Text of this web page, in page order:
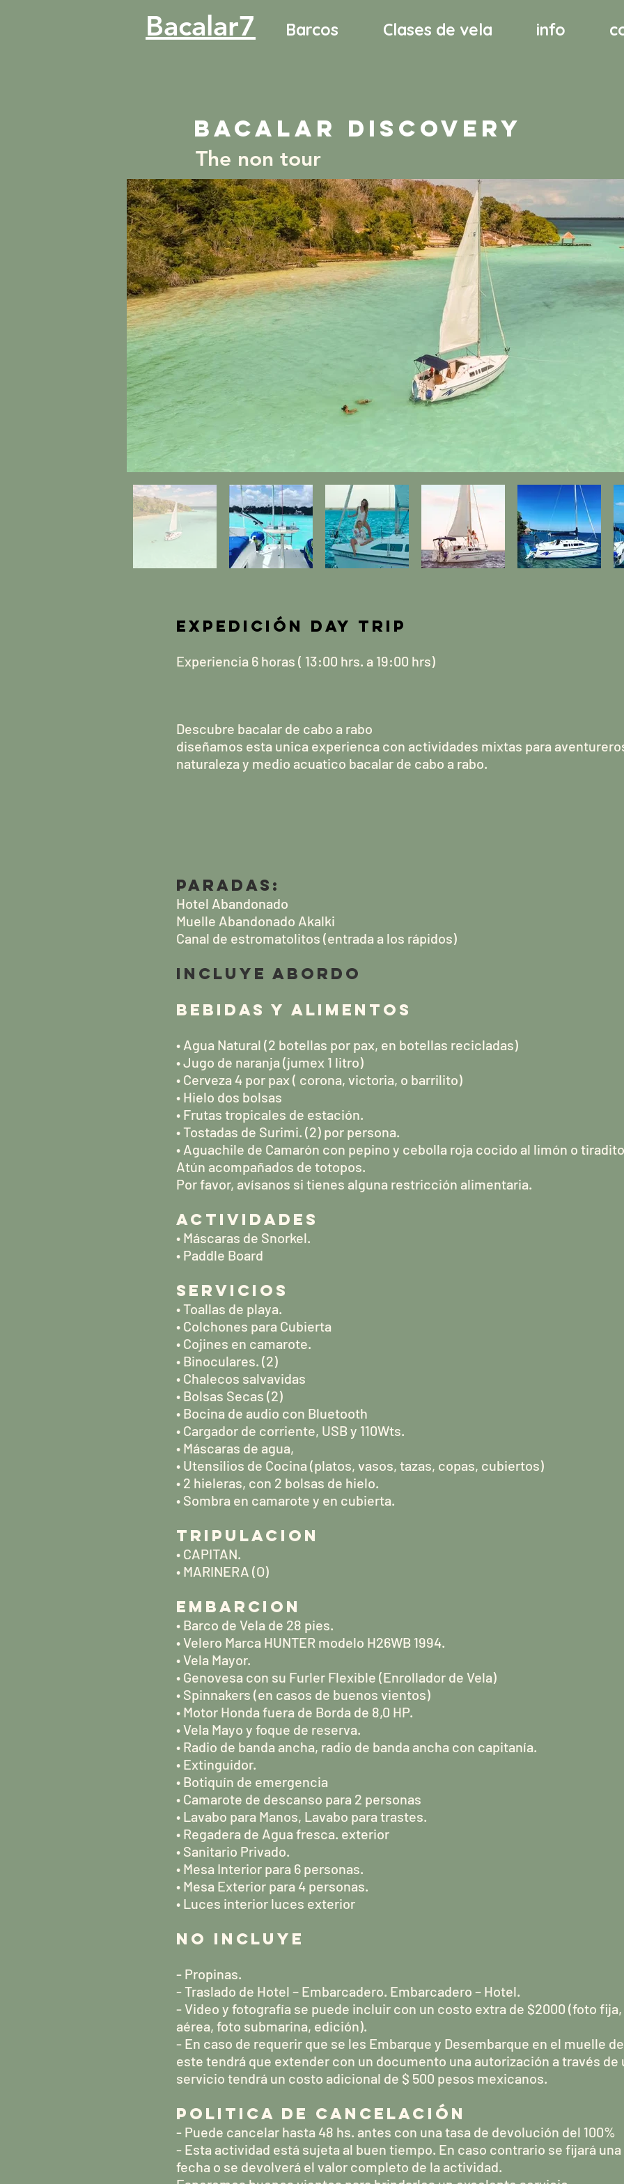
Bacalar7 Barcos Clases de vela info
bacalar discovery
The non tour
Expedición Day Trip
Experiencia 6 horas ( 13:00 hrs. a 19:00 hrs)
Descubre bacalar de cabo a rabo
diseñamos esta unica experienca con actividades mixtas para
naturaleza y medio acuatico bacalar de cabo a rabo.
PARADAS:
Hotel Abandonado
Muelle Abandonado Akalki
Canal de estromatolitos (entrada a los rápidos)
INCLUYE ABORDO
BEBIDAS Y ALIMENTOS
• Agua Natural (2 botellas por pax, en botellas recicladas)
• Jugo de naranja (jumex 1 litro)
• Cerveza 4 por pax ( corona, victoria, o barrilito)
• Hielo dos bolsas
• Frutas tropicales de estación.
• Tostadas de Surimi. (2) por persona.
• Aguachile de Camarón con pepino y cebolla roja cocido al limón o
Atún acompañados de totopos.
Por favor, avísanos si tienes alguna restricción alimentaria.
ACTIVIDADES
• Máscaras de Snorkel.
• Paddle Board
SERVICIOS
• Toallas de playa.
• Colchones para Cubierta
• Cojines en camarote.
• Binoculares. (2)
• Chalecos salvavidas
• Bolsas Secas (2)
• Bocina de audio con Bluetooth
• Cargador de corriente, USB y 110Wts.
• Máscaras de agua,
• Utensilios de Cocina (platos, vasos, tazas, copas, cubiertos)
• 2 hieleras, con 2 bolsas de hielo.
• Sombra en camarote y en cubierta.
TRIPULACION
• CAPITAN.
• MARINERA (O)
EMBARCION
• Barco de Vela de 28 pies.
• Velero Marca HUNTER modelo H26WB 1994.
• Vela Mayor.
• Genovesa con su Furler Flexible (Enrollador de Vela)
• Spinnakers (en casos de buenos vientos)
• Motor Honda fuera de Borda de 8,0 HP.
• Vela Mayo y foque de reserva.
• Radio de banda ancha, radio de banda ancha con capitanía.
• Extinguidor.
• Botiquín de emergencia
• Camarote de descanso para 2 personas
• Lavabo para Manos, Lavabo para trastes.
• Regadera de Agua fresca. exterior
• Sanitario Privado.
• Mesa Interior para 6 personas.
• Mesa Exterior para 4 personas.
• Luces interior luces exterior
NO INCLUYE
- Propinas.
- Traslado de Hotel – Embarcadero. Embarcadero – Hotel.
- Video y fotografía se puede incluir con un costo extra de $2000 (foto
aérea, foto submarina, edición).
- En caso de requerir que se les Embarque y Desembarque en el muelle
este tendrá que extender con un documento una autorización a través de
servicio tendrá un costo adicional de $ 500 pesos mexicanos.
POLITICA DE CANCELACIÓN
- Puede cancelar hasta 48 hs. antes con una tasa de devolución del 100%
- Esta actividad está sujeta al buen tiempo. En caso contrario se fijará una
fecha o se devolverá el valor completo de la actividad.